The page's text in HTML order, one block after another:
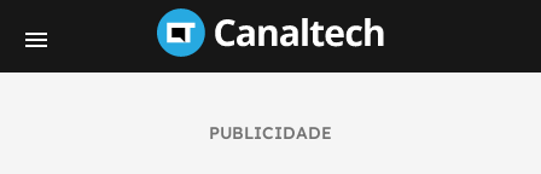
PUBLICIDADE